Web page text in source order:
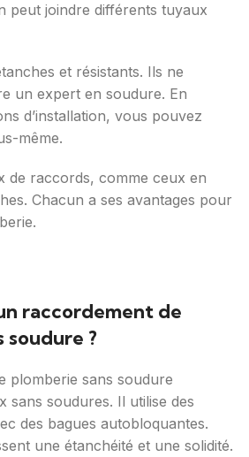
peut joindre différents tuyaux
et résistants. Ils ne
un expert en soudure. En
d’installation, vous pouvez
même.
de raccords, comme ceux en
Chacun a ses avantages pour
raccordement de
soudure ?
plomberie sans soudure
sans soudures. Il utilise des
des bagues autobloquantes.
une étanchéité et une solidité.